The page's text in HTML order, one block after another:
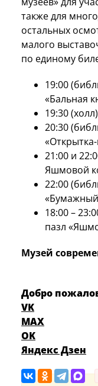
также для
остальных
малого
по единому
19:00
«Бальная
19:30
20:30
21:00 и
Яшмовой
22:00
18:00 –
пазл
Музей
Добро
VK
MAX
OK
Яндекс Дзен